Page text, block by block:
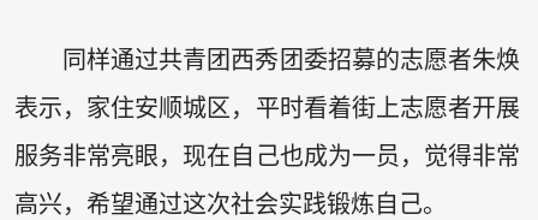
同样通过共青团西秀团委招募的志愿者朱焕
表示，家住安顺城区，平时看着街上志愿者开展
服务非常亮眼，现在自己也成为一员，觉得非常
高兴，希望通过这次社会实践锻炼自己。